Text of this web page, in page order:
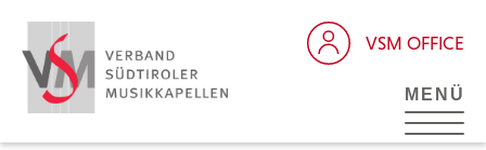
VSM OFFICE
MENÜ